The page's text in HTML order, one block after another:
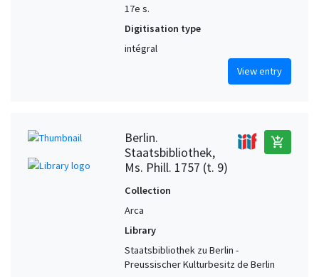
17e s.
Digitisation type
intégral
View entry
Berlin.
Staatsbibliothek,
Ms. Phill. 1757 (t. 9)
add_shopping_cart
Collection
Arca
Library
Staatsbibliothek zu Berlin -
Preussischer Kulturbesitz de Berlin